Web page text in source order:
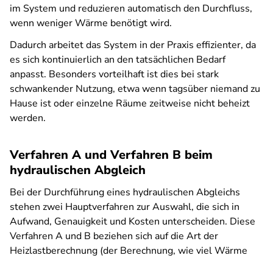
im System und reduzieren automatisch den Durchfluss,
wenn weniger Wärme benötigt wird.
Dadurch arbeitet das System in der Praxis effizienter, da
es sich kontinuierlich an den tatsächlichen Bedarf
anpasst. Besonders vorteilhaft ist dies bei stark
schwankender Nutzung, etwa wenn tagsüber niemand zu
Hause ist oder einzelne Räume zeitweise nicht beheizt
werden.
Verfahren A und Verfahren B beim
hydraulischen Abgleich
Bei der Durchführung eines hydraulischen Abgleichs
stehen zwei Hauptverfahren zur Auswahl, die sich in
Aufwand, Genauigkeit und Kosten unterscheiden. Diese
Verfahren A und B beziehen sich auf die Art der
Heizlastberechnung (der Berechnung, wie viel Wärme